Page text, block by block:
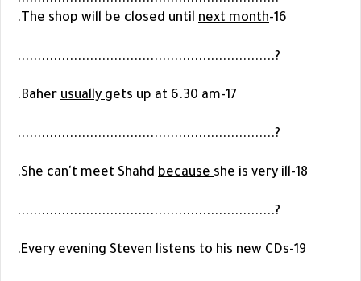
16-The shop will be closed until
next month
.
?................................................................
17-Baher
usuallygets up at 6.30 am.
?................................................................
18-She can't meet Shahd
becauseshe is very ill.
?................................................................
19-
Every evening Steven listens to his new CDs.